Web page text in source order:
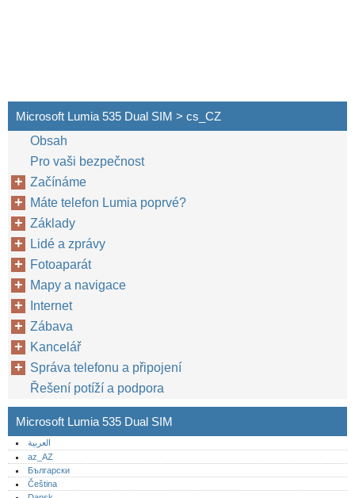
Microsoft Lumia 535 Dual SIM > cs_CZ
Obsah
Pro vaši bezpečnost
Začínáme
Máte telefon Lumia poprvé?
Základy
Lidé a zprávy
Fotoaparát
Mapy a navigace
Internet
Zábava
Kancelář
Správa telefonu a připojení
Řešení potíží a podpora
Microsoft Lumia 535 Dual SIM
العربية
az_AZ
Български
Čeština